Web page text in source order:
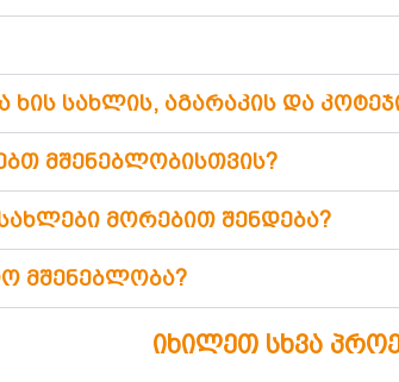
სახლის, აგარაკის და
მშენებლობისთვის?
მორებით შენდება?
მშენებლობა?
იხილეთ სხვა